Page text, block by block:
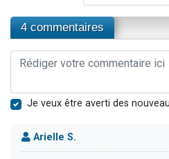
4 commentaires
Je veux être averti des
Arielle S.